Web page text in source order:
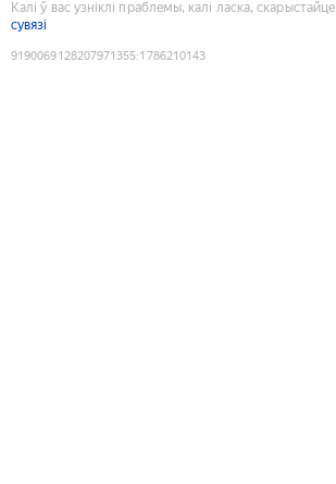
Калі ў вас узніклі праблемы, калі ласка, скарыстайце
сувязі
9190069128207971355:1786210143